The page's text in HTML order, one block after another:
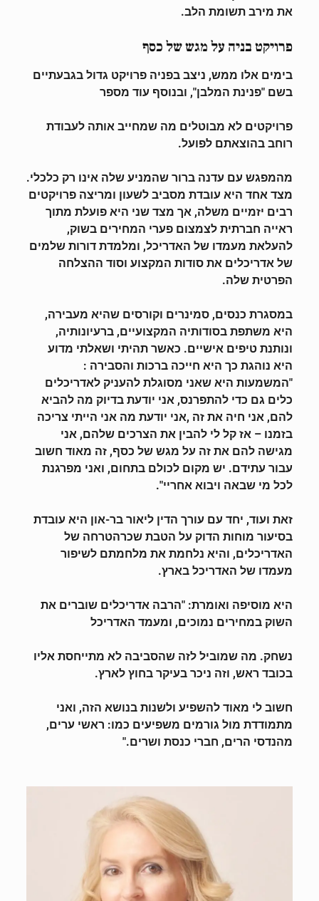
את מירב תשומת הלב.
פרויקט בניה על מגש של כסף
בימים אלו ממש, ניצב בפניה פרויקט גדול בגבעתיים
בשם "פנינת המלבן", ובנוסף עוד מספר
פרויקטים לא מבוטלים מה שמחייב אותה לעבודת
רוחב בהוצאתם לפועל.
מהמפגש עם עדנה ברור שהמניע שלה אינו רק כלכלי.
מצד אחד היא עובדת מסביב לשעון ומריצה פרויקטים
רבים יזמיים משלה, אך מצד שני היא פועלת מתוך
ראייה חברתית לצמצום פערי המחירים בשוק,
להעלאת מעמדו של האדריכל, ומלמדת דורות שלמים
של אדריכלים את סודות המקצוע וסוד ההצלחה
הפרטית שלה.
במסגרת כנסים, סמינרים וקורסים שהיא מעבירה,
היא משתפת בסודותיה המקצועיים, ברעיונותיה,
ונותנת טיפים אישיים. כאשר תהיתי ושאלתי מדוע
היא נוהגת כך היא חייכה ברכות והסבירה :
"המשמעות היא שאני מסוגלת להעניק לאדריכלים
כלים גם כדי להתפרנס, אני יודעת בדיוק מה להביא
להם, אני חיה את זה ,אני יודעת מה אני הייתי צריכה
בזמנו – אז קל לי להבין את הצרכים שלהם, אני
מגישה להם את זה על מגש של כסף, זה מאוד חשוב
עבור עתידם. יש מקום לכולם בתחום, ואני מפרגנת
לכל מי שבאה ויבוא אחריי".
זאת ועוד, יחד עם עורך הדין ליאור בר-און היא עובדת
בסיעור מוחות הדוק על הטבת שכרהטרחה של
האדריכלים, והיא נלחמת את מלחמתם לשיפור
מעמדו של האדריכל בארץ.
היא מוסיפה ואומרת: "הרבה אדריכלים שוברים את
השוק במחירים נמוכים, ומעמד האדריכל
נשחק. מה שמוביל לזה שהסביבה לא מתייחסת אליו
בכובד ראש, וזה ניכר בעיקר בחוץ לארץ.
חשוב לי מאוד להשפיע ולשנות בנושא הזה, ואני
מתמודדת מול גורמים משפיעים כמו: ראשי ערים,
מהנדסי הרים, חברי כנסת ושרים."